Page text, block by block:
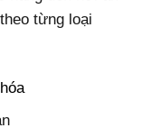
từng loại